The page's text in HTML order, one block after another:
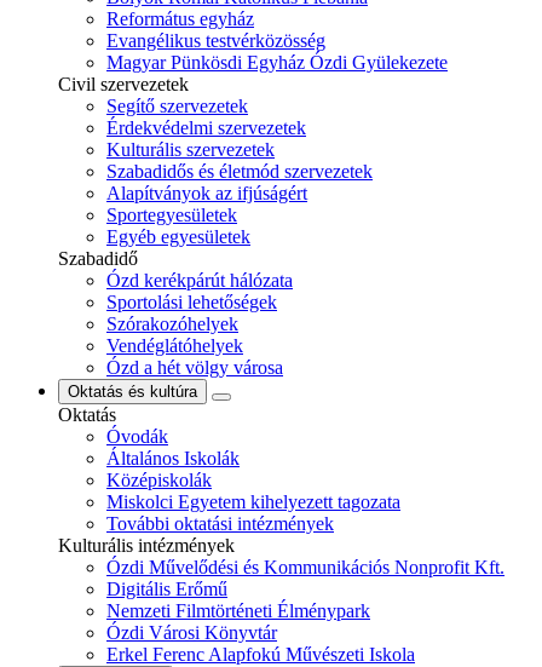
Református egyház
Evangélikus testvérközösség
Magyar Pünkösdi Egyház Ózdi Gyülekezete
Civil szervezetek
Segítő szervezetek
Érdekvédelmi szervezetek
Kulturális szervezetek
Szabadidős és életmód szervezetek
Alapítványok az ifjúságért
Sportegyesületek
Egyéb egyesületek
Szabadidő
Ózd kerékpárút hálózata
Sportolási lehetőségek
Szórakozóhelyek
Vendéglátóhelyek
Ózd a hét völgy városa
Oktatás és kultúra
Oktatás
Óvodák
Általános Iskolák
Középiskolák
Miskolci Egyetem kihelyezett tagozata
További oktatási intézmények
Kulturális intézmények
Ózdi Művelődési és Kommunikációs Nonprofit Kft.
Digitális Erőmű
Nemzeti Filmtörténeti Élménypark
Ózdi Városi Könyvtár
Erkel Ferenc Alapfokú Művészeti Iskola